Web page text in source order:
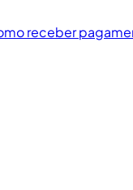
receber